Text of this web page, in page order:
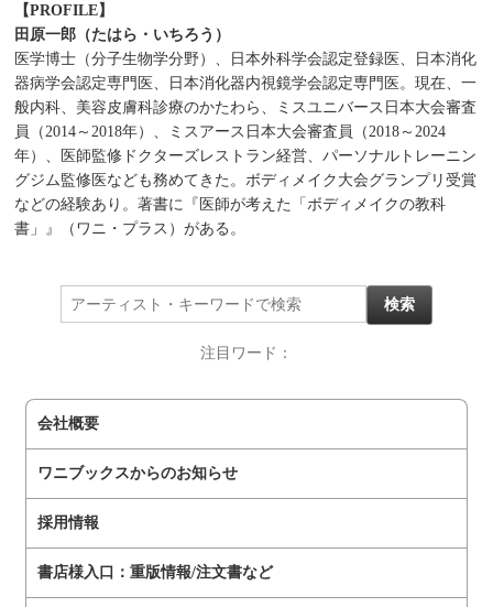
【PROFILE】
田原一郎（たはら・いちろう）
医学博士（分子生物学分野）、日本外科学会認定登録医、日本消化
器病学会認定専門医、日本消化器内視鏡学会認定専門医。現在、一
般内科、美容皮膚科診療のかたわら、ミスユニバース日本大会審査
員（2014～2018年）、ミスアース日本大会審査員（2018～2024
年）、医師監修ドクターズレストラン経営、パーソナルトレーニン
グジム監修医なども務めてきた。ボディメイク大会グランプリ受賞
などの経験あり。著書に『医師が考えた「ボディメイクの教科
書」』（ワニ・プラス）がある。
注目ワード：
会社概要
ワニブックスからのお知らせ
採用情報
書店様入口：重版情報/注文書など